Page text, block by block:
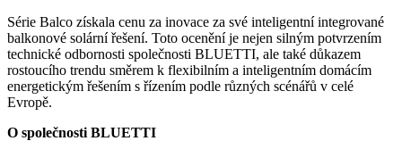
Série Balco získala cenu za inovace za své inteligentní integrované
balkonové solární řešení. Toto ocenění je nejen silným potvrzením
technické odbornosti společnosti BLUETTI, ale také důkazem
rostoucího trendu směrem k flexibilním a inteligentním domácím
energetickým řešením s řízením podle různých scénářů v celé
Evropě.
O společnosti BLUETTI